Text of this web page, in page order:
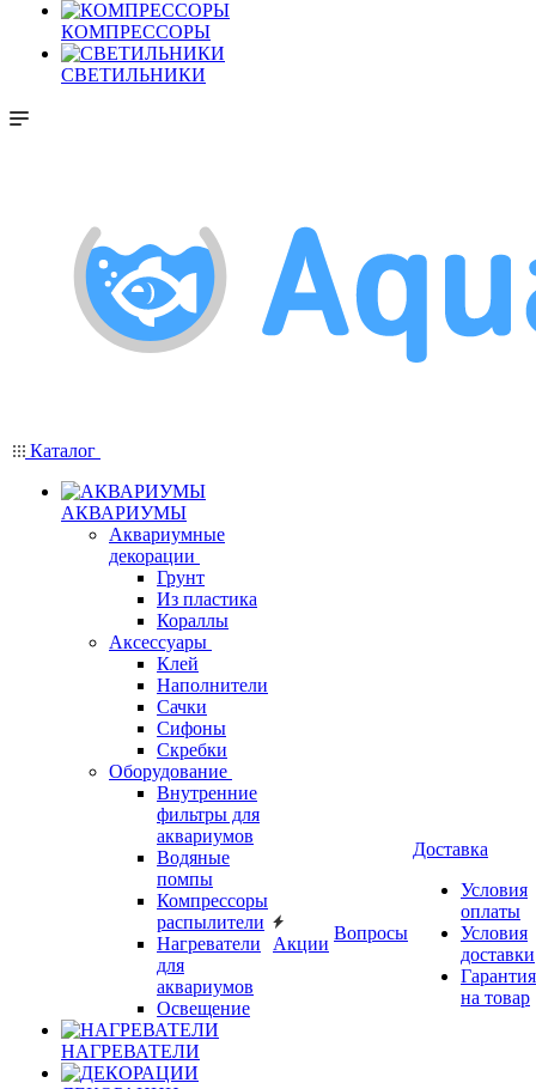
КОМПРЕССОРЫ
СВЕТИЛЬНИКИ
Каталог
АКВАРИУМЫ
Аквариумные
декорации
Грунт
Из пластика
Кораллы
Аксессуары
Клей
Наполнители
Сачки
Сифоны
Скребки
Оборудование
Внутренние
фильтры для
аквариумов
Водяные
помпы
Компрессоры
распылители
Нагреватели
для
аквариумов
Освещение
НАГРЕВАТЕЛИ
Акции
Вопросы
Доставка
Условия
оплаты
Условия
доставки
Гарантия
на товар